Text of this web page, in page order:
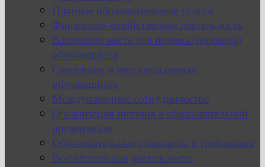
Платные образовательные услуги
Финансово-хозяйственная деятельность
Вакантные места для приема (перевода)
обучающихся
Стипендии и меры поддержки
обучающихся
Международное сотрудничество
Организация питания в образовательной
организации
Образовательные стандарты и требования
Воспитательная деятельность